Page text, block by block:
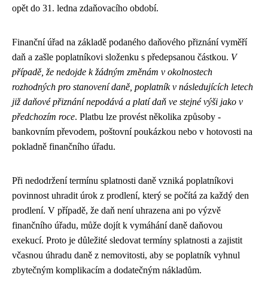
opět do 31. ledna zdaňovacího období.
Finanční úřad na základě podaného daňového přiznání vyměří
daň a zašle poplatníkovi složenku s předepsanou částkou. V
případě, že nedojde k žádným změnám v okolnostech
rozhodných pro stanovení daně, poplatník v následujících letech
již daňové přiznání nepodává a platí daň ve stejné výši jako v
předchozím roce. Platbu lze provést několika způsoby -
bankovním převodem, poštovní poukázkou nebo v hotovosti na
pokladně finančního úřadu.
Při nedodržení termínu splatnosti daně vzniká poplatníkovi
povinnost uhradit úrok z prodlení, který se počítá za každý den
prodlení. V případě, že daň není uhrazena ani po výzvě
finančního úřadu, může dojít k vymáhání daně daňovou
exekucí. Proto je důležité sledovat termíny splatnosti a zajistit
včasnou úhradu daně z nemovitosti, aby se poplatník vyhnul
zbytečným komplikacím a dodatečným nákladům.